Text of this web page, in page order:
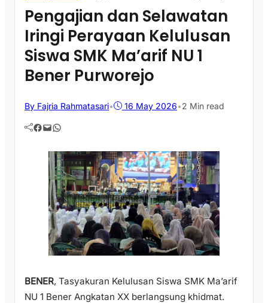
Pengajian dan Selawatan
Iringi Perayaan Kelulusan
Siswa SMK Ma’arif NU 1
Bener Purworejo
By Fajria Rahmatasari• 16 May 2026•2 Min read
Facebook Mail WhatsApp
BENER, Tasyakuran Kelulusan Siswa SMK Ma’arif
NU 1 Bener Angkatan XX berlangsung khidmat.